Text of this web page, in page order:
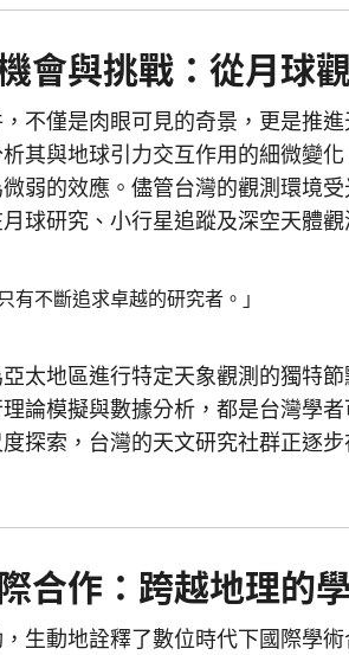
會與挑戰：從月球
，不僅是肉眼可見的奇景，更是推
其與地球引力交互作用的細微變
弱的效應。儘管台灣的觀測環境
球研究、小行星追蹤及深空天體觀
有不斷追求卓越的研究者。」
太地區進行特定天象觀測的獨特
論模擬與數據分析，都是台灣學
探索，台灣的天文研究社群正逐
合作：跨越地理的
生動地詮釋了數位時代下國際學